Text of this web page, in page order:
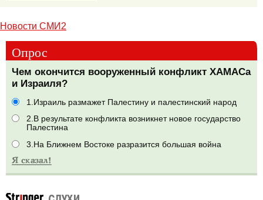
Новости СМИ2
Опрос
Чем окончится вооруженный конфликт ХАМАСа
и Израиля?
1.Израиль размажет Палестину и палестинский народ
2.В результате конфликта возникнет новое государство
Палестина
3.На Ближнем Востоке разразится большая война